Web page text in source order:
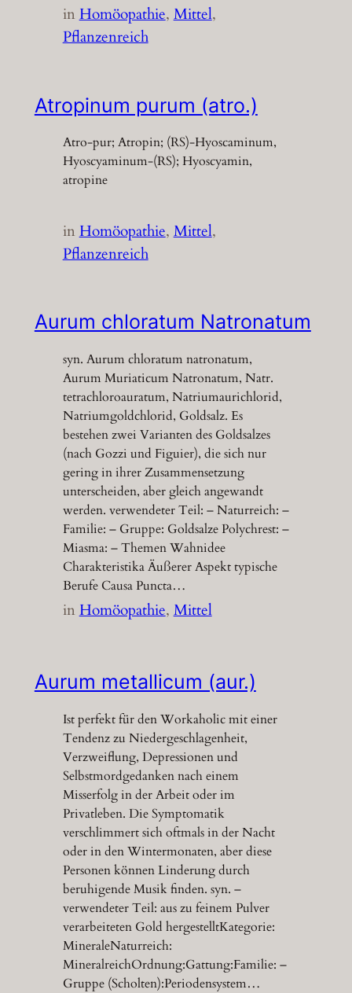
inHomöopathie, Mittel
Pflanzenreich
Atropinum purum (atro.)
Atro-pur; Atropin; (RS)-Hyoscaminum,
Hyoscyaminum-(RS); Hyoscyamin,
atropine
inHomöopathie, Mittel
Pflanzenreich
Aurum chloratum Natronatum
syn. Aurum chloratum natronatum,
Aurum Muriaticum Natronatum, Natr.
tetrachloroauratum, Natriumaurichlorid,
Natriumgoldchlorid, Goldsalz. Es
bestehen zwei Varianten des Goldsalzes
(nach Gozzi und Figuier), die sich nur
gering in ihrer Zusammensetzung
unterscheiden, aber gleich angewandt
werden. verwendeter Teil: – Naturreich: –
Familie: – Gruppe: Goldsalze Polychrest: –
Miasma: – Themen Wahnidee
Charakteristika Äußerer Aspekt typische
Berufe Causa Puncta…
inHomöopathie, Mittel
Aurum metallicum (aur.)
Ist perfekt für den Workaholic mit einer
Tendenz zu Niedergeschlagenheit,
Verzweiflung, Depressionen und
Selbstmordgedanken nach einem
Misserfolg in der Arbeit oder im
Privatleben. Die Symptomatik
verschlimmert sich oftmals in der Nacht
oder in den Wintermonaten, aber diese
Personen können Linderung durch
beruhigende Musik finden. syn. –
verwendeter Teil: aus zu feinem Pulver
verarbeiteten Gold hergestelltKategorie:
MineraleNaturreich:
MineralreichOrdnung:Gattung:Familie: –
Gruppe (Scholten):Periodensystem…